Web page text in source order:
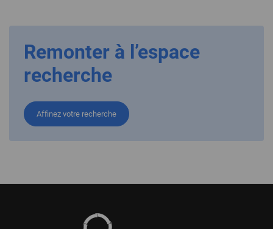
Remonter à l’espace
recherche
Affinez votre recherche